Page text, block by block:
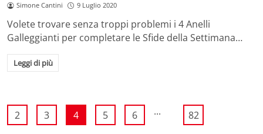
Simone Cantini 9 Luglio 2020
Volete trovare senza troppi problemi i 4 Anelli
Galleggianti per completare le Sfide della Settimana…
Leggi di più
2 3 4 5 6 ... 82